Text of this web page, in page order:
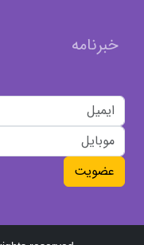
خبرنامه
عضویت